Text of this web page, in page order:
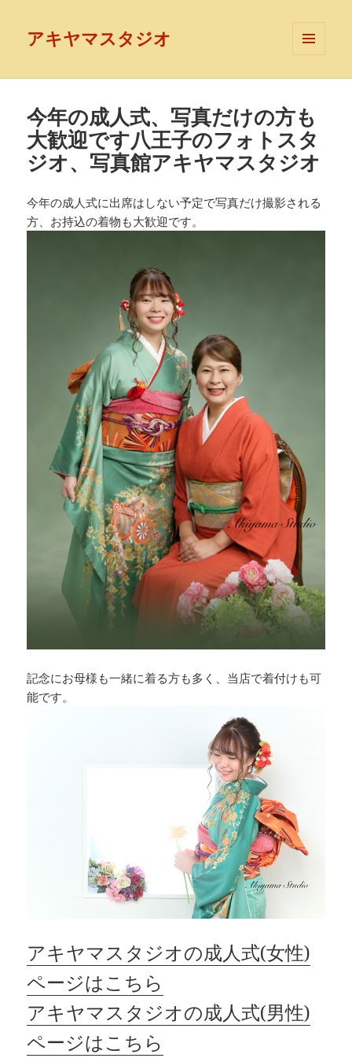
アキヤマスタジオ
ーとウ
今年の成人式、写真だけの方も
大歓迎です八王子のフォトスタ
ジオ、写真館アキヤマスタジオ
今年の成人式に出席はしない予定で写真だけ撮影される
方、お持込の着物も大歓迎です。
記念にお母様も一緒に着る方も多く、当店で着付けも可
能です。
アキヤマスタジオの成人式(女性)
ページはこちら
アキヤマスタジオの成人式(男性)
ページはこちら